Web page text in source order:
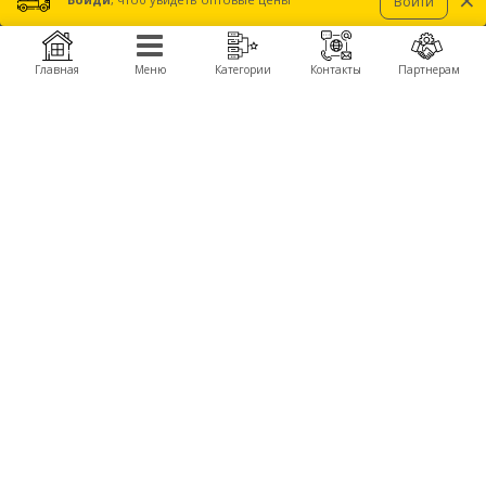
самолет, катер, конструкторы, роботы, машинки на радиоуправлении, пульты,
моторы, пропеллеры, аккумуляторы, зарядные, полетные контроллеры, камеры,
подвесы, детали для сборки, FPV компоненты и комплектующие запчасти для
производства дронов, беспилотников, БПЛА.
Главная Меню Категории Контакты Партнерам